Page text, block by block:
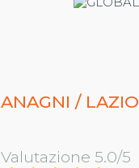
ANAGNI / LAZIO
Valutazione 5.0/5